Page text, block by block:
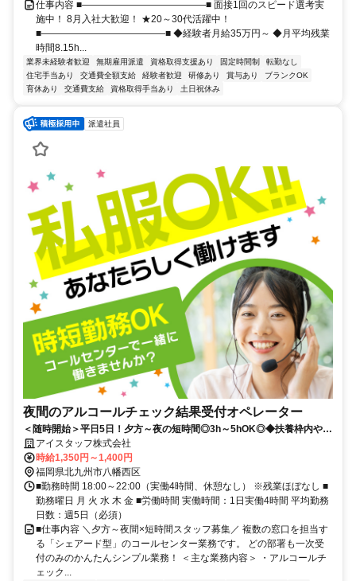
仕事内容 ■―――――――――――――■ 面接1回のスピード選考実
施中！ 8月入社大歓迎！ ★20～30代活躍中！
■―――――――――――――■ ◆経験者月給35万円～ ◆月平均残業
時間8.15h...
業界未経験者歓迎 無期雇用派遣 資格取得支援あり 固定時間制
転勤なし
住宅手当あり
交通費全額支給 経験者歓迎 研修あり 賞与あり
ブランクOK
育休あり
交通費支給 資格取得手当あり 土日祝休み
派遣社員
夜間のアルコールチェック結果受付オペレーター
＜随時開始＞平日5日！夕方～夜の短時間◎3h～5hOK◎◆扶養枠内やW
ワーク希望の方必見！高時給でしっかり稼げる◎
アイスタッフ株式会社
時給1,350円～1,400円
福岡県北九州市八幡西区
■勤務時間 18:00～22:00（実働4時間、休憩なし） ※残業ほぼなし ■
勤務曜日 月 火 水 木 金 ■労働時間 実働時間：1日実働4時間 平均勤務
日数：週5日（必須）
■仕事内容 ＼夕方～夜間×短時間スタッフ募集／ 複数の窓口を担当す
る「シェアード型」のコールセンター業務です。 どの部署も一次受
付のみのかんたんシンプル業務！ ＜主な業務内容＞ ・アルコールチ
ェック...